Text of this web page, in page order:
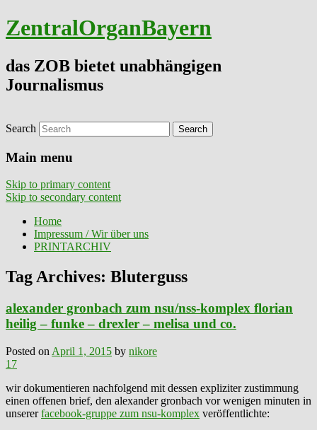
ZentralOrganBayern
das ZOB bietet unabhängigen
Journalismus
Search
Main menu
Skip to primary content
Skip to secondary content
Home
Impressum / Wir über uns
PRINTARCHIV
Tag Archives: Bluterguss
alexander gronbach zum nsu/nss-komplex florian
heilig – funke – drexler – melisa und co.
Posted on April 1, 2015 by nikore
17
wir dokumentieren nachfolgend mit dessen expliziter zustimmung
einen offenen brief, den alexander gronbach vor wenigen minuten in
unsererfacebook-gruppe zum nsu-komplex veröffentlichte: